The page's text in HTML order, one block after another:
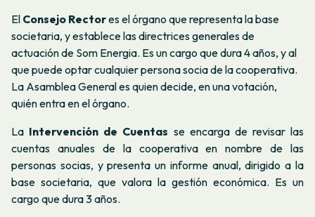
El Consejo Rectores el órgano que representa la base
societaria, y establece las directrices generales de
actuación de Som Energia. Es un cargo que dura 4 años, y al
que puede optar cualquier persona socia de la cooperativa.
La Asamblea General es quien decide, en una votación,
quién entra en el órgano.
La Intervención de Cuentas se encarga de revisar las
cuentas anuales de la cooperativa en nombre de las
personas socias, y presenta un informe anual, dirigido a la
base societaria, que valora la gestión económica. Es un
cargo que dura 3 años.